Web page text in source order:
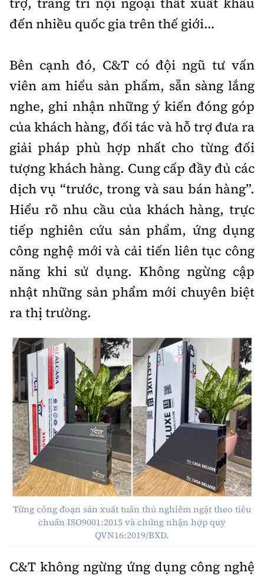
đến nhiều quốc gia trên thế giới…
Bên cạnh đó, C&T có đội ngũ tư vấn
viên am hiểu sản phẩm, sẵn sàng lắng
nghe, ghi nhận những ý kiến đóng góp
của khách hàng, đối tác và hỗ trợ đưa ra
giải pháp phù hợp nhất cho từng đối
tượng khách hàng. Cung cấp đầy đủ các
dịch vụ “trước, trong và sau bán hàng”.
Hiểu rõ nhu cầu của khách hàng, trực
tiếp nghiên cứu sản phẩm, ứng dụng
công nghệ mới và cải tiến liên tục công
năng khi sử dụng. Không ngừng cập
nhật những sản phẩm mới chuyên biệt
ra thị trường.
Từng công đoạn sản xuất tuân thủ nghiêm ngặt theo tiêu
chuẩn ISO9001:2015 và chứng nhận hợp quy
QVN16:2019/BXD.
C&T không ngừng ứng dụng công nghệ